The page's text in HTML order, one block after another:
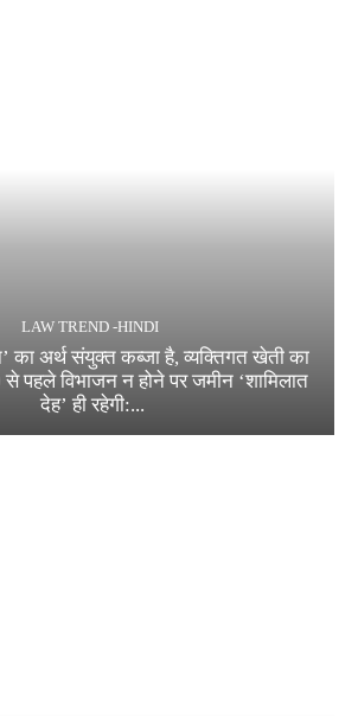
LAW TREND -HINDI
का अर्थ संयुक्त कब्जा है, व्यक्तिगत खेती का
पहले विभाजन न होने पर जमीन ‘शामिलात
देह’ ही रहेगी:...